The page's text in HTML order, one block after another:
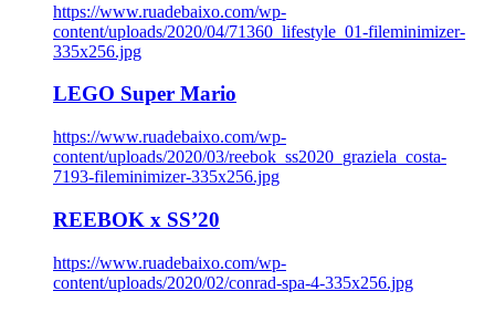
https://www.ruadebaixo.com/wp-
content/uploads/2020/04/71360_lifestyle_01-fileminimizer-
335x256.jpg
LEGO Super Mario
https://www.ruadebaixo.com/wp-
content/uploads/2020/03/reebok_ss2020_graziela_costa-
7193-fileminimizer-335x256.jpg
REEBOK x SS’20
https://www.ruadebaixo.com/wp-
content/uploads/2020/02/conrad-spa-4-335x256.jpg